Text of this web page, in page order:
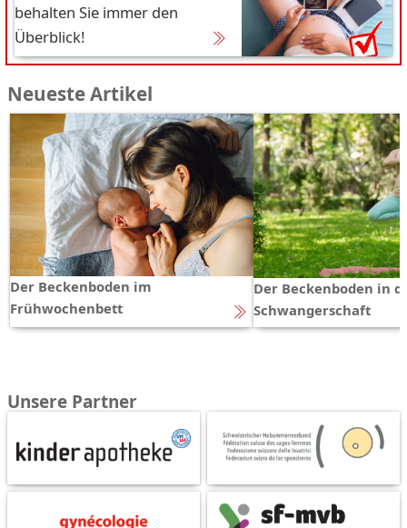
behalten Sie immer den
Überblick!
Neueste Artikel
Der Beckenboden im
Frühwochenbett
Der Beckenboden in
Schwangerschaft
Unsere Partner